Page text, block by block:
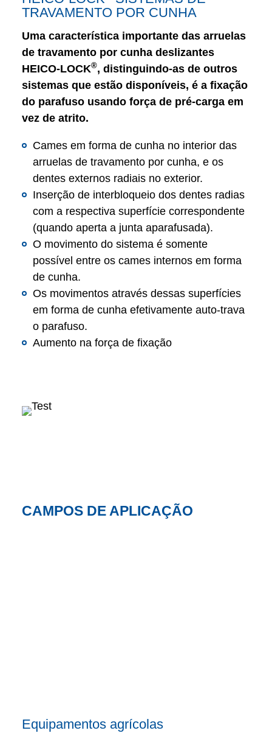
TRAVAMENTO POR CUNHA
Uma característica importante das arruelas
de travamento por cunha deslizantes
HEICO-LOCK®, distinguindo-as de outros
sistemas que estão disponíveis, é a fixação
do parafuso usando força de pré-carga em
vez de atrito.
Cames em forma de cunha no interior das
arruelas de travamento por cunha, e os
dentes externos radiais no exterior.
Inserção de interbloqueio dos dentes radias
com a respectiva superfície correspondente
(quando aperta a junta aparafusada).
O movimento do sistema é somente
possível entre os cames internos em forma
de cunha.
Os movimentos através dessas superfícies
em forma de cunha efetivamente auto-trava
o parafuso.
Aumento na força de fixação
CAMPOS DE APLICAÇÃO
Equipamentos agrícolas